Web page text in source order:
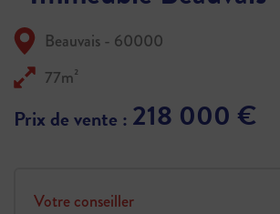
Beauvais - 60000
77m²
Prix de vente : 218 000 €
Votre conseiller